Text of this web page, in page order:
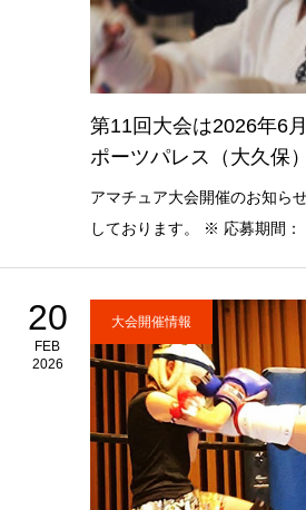
第11回大会は2026年6
ポーツパレス（大久保
アマチュア大会開催のお知ら
しております。 ※ 応募期間：
20
FEB
2026
大会開催情報